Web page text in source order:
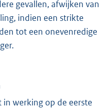
gevallen, afwijken van
indien een strikte
tot een onevenredige
in werking op de eerste